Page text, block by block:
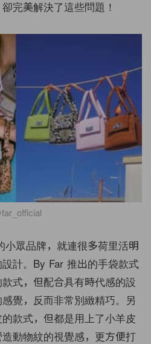
完美解決了這些問題！
小眾品牌，就連很多荷里活明
計。By Far 推出的手袋款式
式，但配合具有時代感的設
覺，反而非常別緻精巧。另
款式，但都是用上了小羊皮
動物紋的視覺感，更方便打